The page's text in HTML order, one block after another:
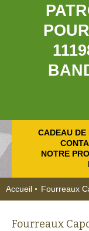
CADEAU DE
NOTRE
Accueil Fourreaux